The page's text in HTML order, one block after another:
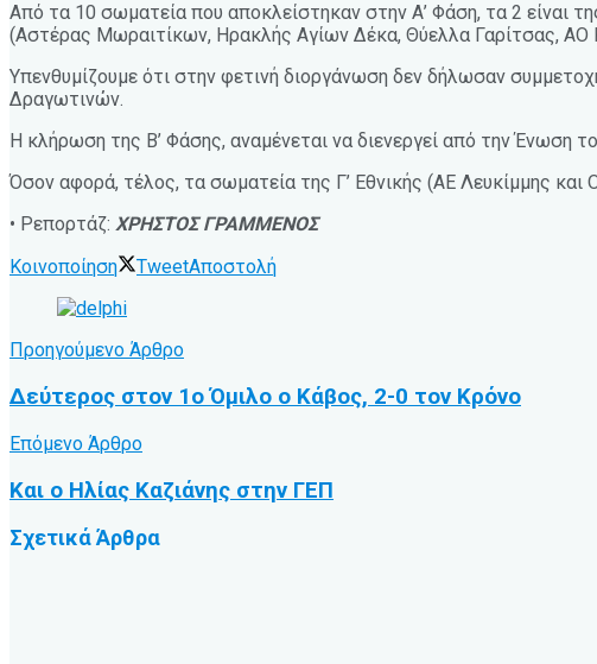
Από τα 10 σωματεία που αποκλείστηκαν στην Α’ Φάση, τα 2 είναι
(Αστέρας Μωραιτίκων, Ηρακλής Αγίων Δέκα, Θύελλα Γαρίτσας,
Υπενθυμίζουμε ότι στην φετινή διοργάνωση δεν δήλωσαν
Δραγωτινών.
Η κλήρωση της Β’ Φάσης, αναμένεται να διενεργεί από την
Όσον αφορά, τέλος, τα σωματεία της Γ’ Εθνικής (ΑΕ Λευκίμμης
• Ρεπορτάζ: ΧΡΗΣΤΟΣ ΓΡΑΜΜΕΝΟΣ
Κοινοποίηση
TweetΑποστολή
Προηγούμενο Άρθρο
Δεύτερος στον 1ο Όμιλο ο Κάβος, 2-0 τον Κρόνο
Επόμενο Άρθρο
Και ο Ηλίας Καζιάνης στην ΓΕΠ
ΣχετικάΆρθρα